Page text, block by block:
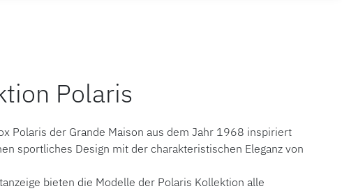
Polaris
Polaris der Grande Maison aus dem Jahr 1968 inspiriert
sportliches Design mit der charakteristischen Eleganz von
bieten die Modelle der Polaris Kollektion alle